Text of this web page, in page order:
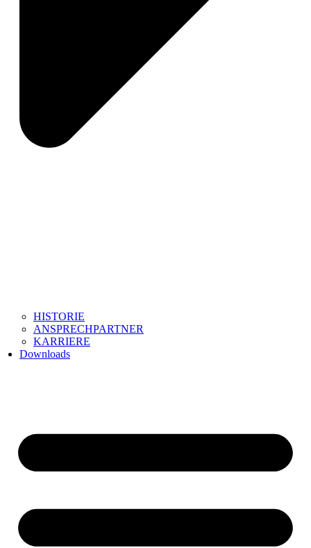
HISTORIE
ANSPRECHPARTNER
KARRIERE
Downloads